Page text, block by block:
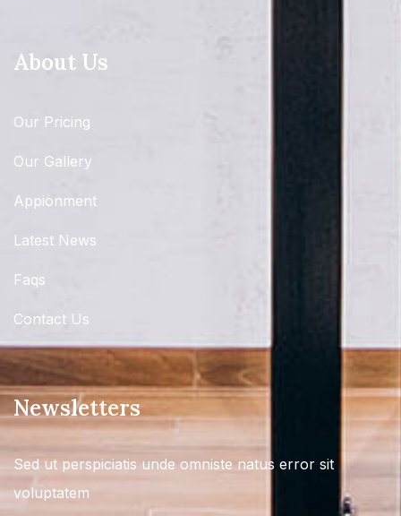
About Us
Our Pricing
Our Gallery
Appionment
Latest News
Faqs
Contact Us
Newsletters
Sed ut perspiciatis unde omniste natus error sit
voluptatem